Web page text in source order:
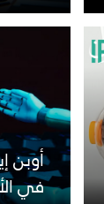
أوبن
في